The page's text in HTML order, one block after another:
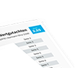
einem Auto